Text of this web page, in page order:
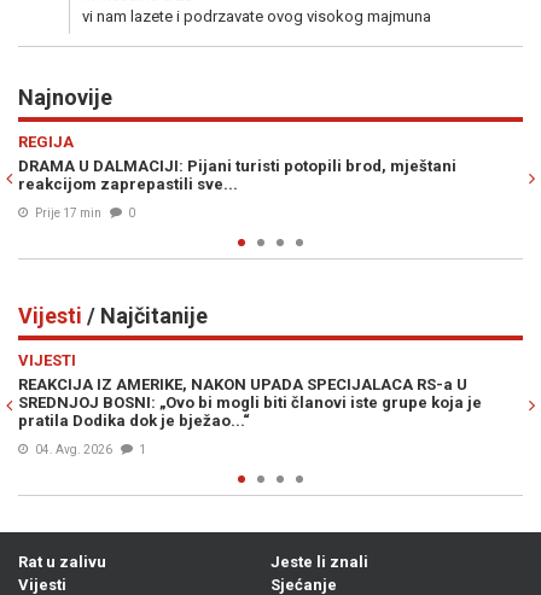
vi nam lazete i podrzavate ovog visokog majmuna
Najnovije
AKTIVIRALI I AVIJACIJU: EUFOR izveo združenu
od Foče, uoči...
Vijesti / Najčitanije
RS-a U
koja je
MUK U MOSTARU: Članica Predsjedništva Bosne i
Željka Cvijanović vojno-redarstvenu akciju „Oluja“
„zločinačkom“, očekuje se reakcija iz Zagreba...
Rat u zalivu
Vijesti
Jeste li znali
Sjećanje